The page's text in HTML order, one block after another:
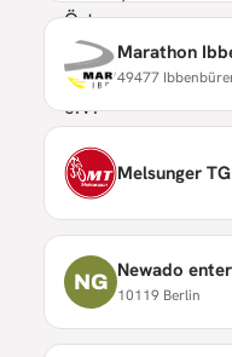
Marathon
49477
Melsunger
NG Newado
10119 Berlin